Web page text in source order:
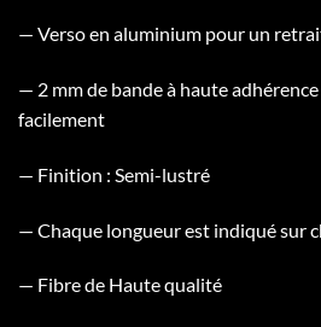
— Verso en aluminium pour un
— 2 mm de bande à haute
facilement
— Finition : Semi-lustré
— Chaque longueur est indiqué sur
— Fibre de Haute qualité